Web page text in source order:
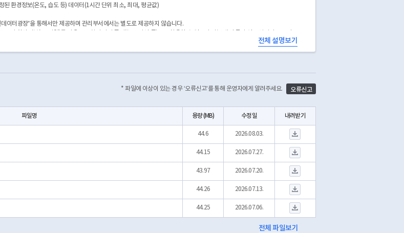
된 환경정보(온도, 습도 등) 데이터(1시간 단위 최소, 최대, 평균값)
이터광장”을 통해서만 제공하며 관리부서에서는 별도로 제공하지 않습니다.
지법 제24조 제7항 및 동법 시행규칙 제18조의2 제1항과 관련하여 비공개함을 알려드립니다.
이터 센서(S-DoT)환경정보"는 2026년 1월까지 제공됩니다.
전체 설명보기
* 파일에 이상이 있는 경우 ‘오류신고’를 통해 운영자에게 알려주세요. 오류신고
파일명 용량 (MB) 수정일 내려받기
44.6 2026.08.03.
S_DOT_ENV_2026.07.20-07.26.csv 다운로드
44.15 2026.07.27.
S_DOT_ENV_2026.07.13-07.19.csv 다운로드
43.97 2026.07.20.
S_DOT_ENV_2026.07.06-07.12.csv 다운로드
44.26 2026.07.13.
S_DOT_ENV_2026.06.29-07.05.csv 다운로드
44.25 2026.07.06.
S_DOT_ENV_2026.06.22-06.28.csv 다운로드
전체 파일보기